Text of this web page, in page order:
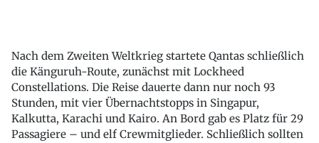
Nach dem Zweiten Weltkrieg startete Qantas schließlich
die Känguruh-Route, zunächst mit Lockheed
Constellations. Die Reise dauerte dann nur noch 93
Stunden, mit vier Übernachtstopps in Singapur,
Kalkutta, Karachi und Kairo. An Bord gab es Platz für 29
Passagiere – und elf Crewmitglieder. Schließlich sollten